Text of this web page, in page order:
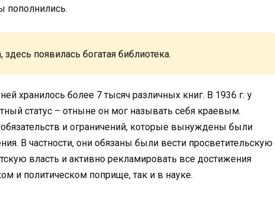
пополнились.
появилась богатая библиотека.
хранилось более 7 тысяч различных книг. В 1936 г. у
статус – отныне он мог называть себя краевым.
и ограничений, которые вынуждены были
В частности, они обязаны были вести просветительскую
власть и активно рекламировать все достижения
и политическом поприще, так и в науке.